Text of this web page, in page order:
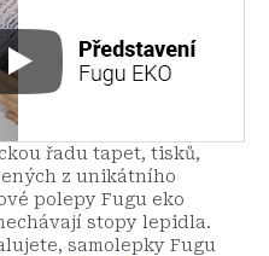
řadu tapet, tisků,
z unikátního
polepy Fugu eko
stopy lepidla.
samolepky Fugu